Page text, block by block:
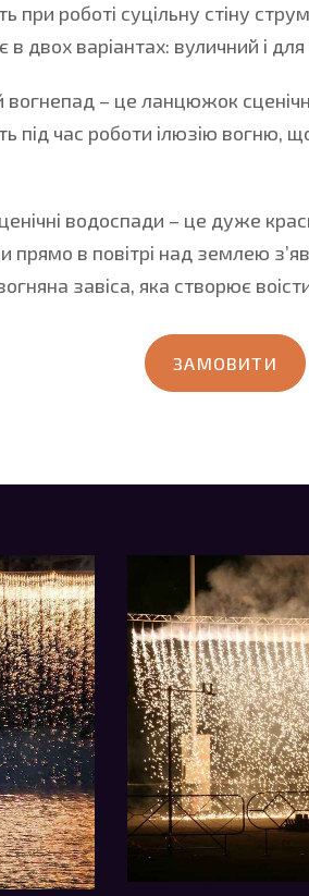
при роботі суцільну стіну
в двох варіантах: вуличний і
вогнепад – це ланцюжок
під час роботи ілюзію вогню,
водоспади – це дуже
прямо в повітрі над землею
завіса, яка створює
ЗАМОВИТИ